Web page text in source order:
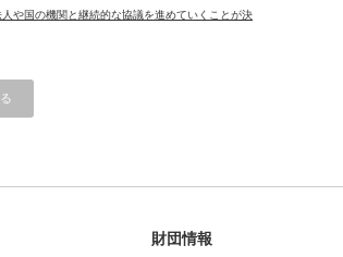
や国の機関と継続的な協議を進めていくことが決
財団情報